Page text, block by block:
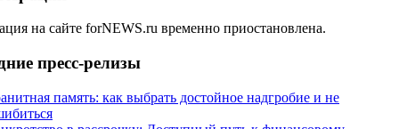
на сайте forNEWS.ru временно приостановлена.
пресс-релизы
память: как выбрать достойное надгробие и не